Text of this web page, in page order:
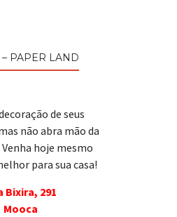
PAPER LAND
de seus
não abra mão da
Venha hoje mesmo
para sua casa!
Bixira, 291
Mooca